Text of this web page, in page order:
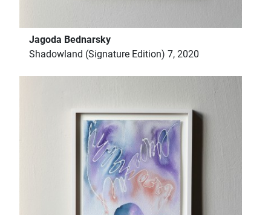
Jagoda Bednarsky
Shadowland (Signature Edition) 7, 2020